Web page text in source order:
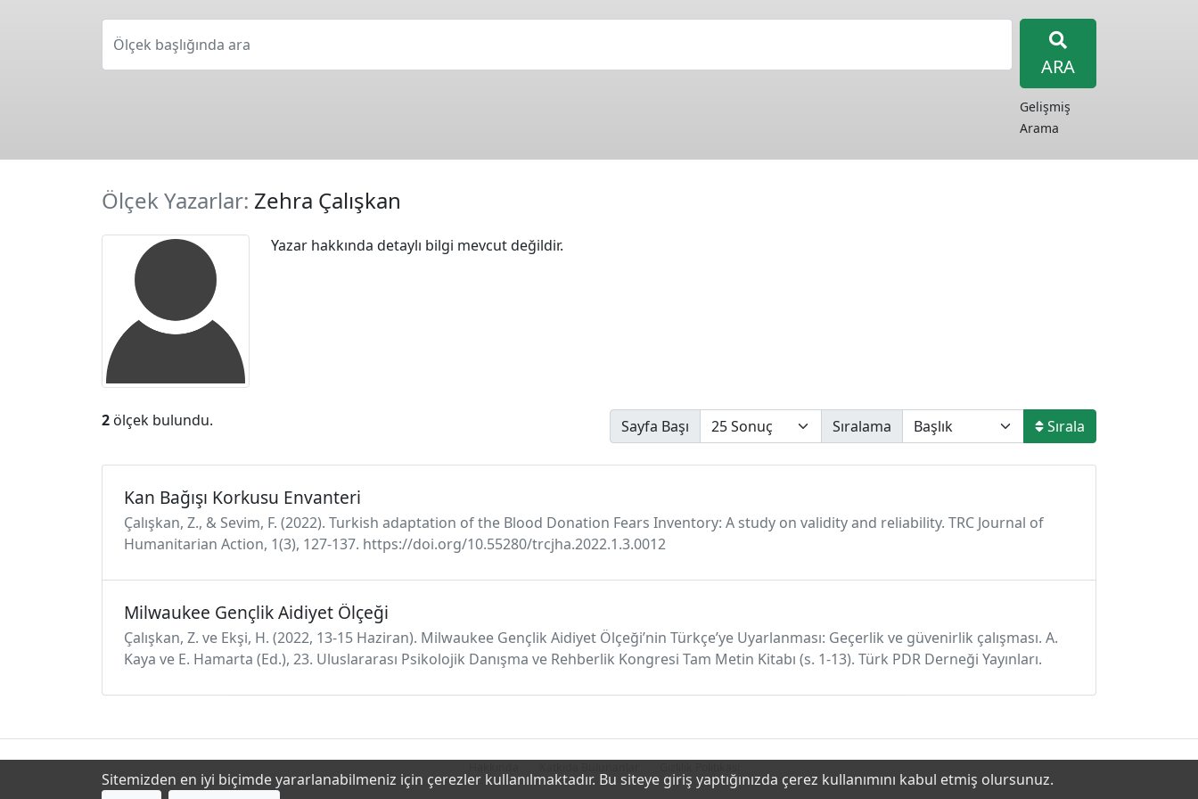
Ölçek başlığında ara
ARA
Gelişmiş
Arama
Ölçek Yazarlar: Zehra Çalışkan
Yazar hakkında detaylı bilgi mevcut değildir.
2 ölçek bulundu. Sayfa Başı Sıralama Sırala
Kan Bağışı Korkusu Envanteri
Çalışkan, Z., & Sevim, F. (2022). Turkish adaptation of the Blood Donation Fears Inventory: A study on validity and reliability. TRC Journal of
Humanitarian Action, 1(3), 127-137. https://doi.org/10.55280/trcjha.2022.1.3.0012
Milwaukee Gençlik Aidiyet Ölçeği
Çalışkan, Z. ve Ekşi, H. (2022, 13-15 Haziran). Milwaukee Gençlik Aidiyet Ölçeği’nin Türkçe’ye Uyarlanması: Geçerlik ve güvenirlik çalışması. A.
Kaya ve E. Hamarta (Ed.), 23. Uluslararası Psikolojik Danışma ve Rehberlik Kongresi Tam Metin Kitabı (s. 1-13). Türk PDR Derneği Yayınları.
Sitemizden en iyi biçimde yararlanabilmeniz için çerezler kullanılmaktadır. Bu siteye giriş yaptığınızda çerez kullanımını kabul etmiş olursunuz.